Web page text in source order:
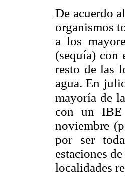
De acuerdo
organismos
a los
(sequía) con
resto de las
agua. En
mayoría de
con un IBE
noviembre
por ser
estaciones
localidades